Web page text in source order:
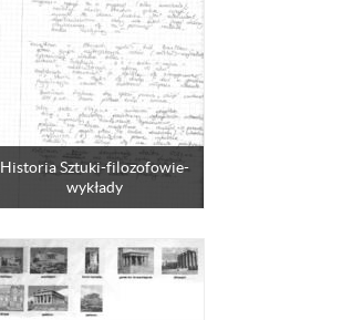
Historia Sztuki-filozofowie-
wykłady